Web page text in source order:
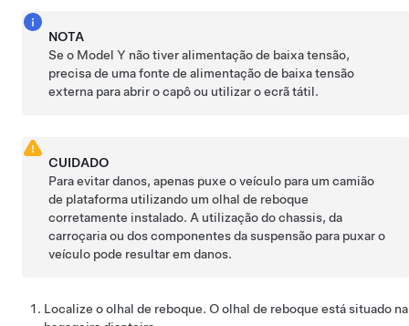
NOTA
Se o Model Y não tiver alimentação de baixa tensão,
precisa de uma fonte de alimentação de baixa tensão
externa para abrir o capô ou utilizar o ecrã tátil.
CUIDADO
Para evitar danos, apenas puxe o veículo para um camião
de plataforma utilizando um olhal de reboque
corretamente instalado. A utilização do chassis, da
carroçaria ou dos componentes da suspensão para puxar o
veículo pode resultar em danos.
Localize o olhal de reboque. O olhal de reboque está situado na